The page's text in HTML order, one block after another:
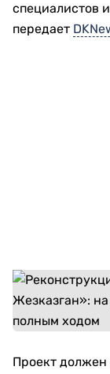
специалистов
передает
Проект должен